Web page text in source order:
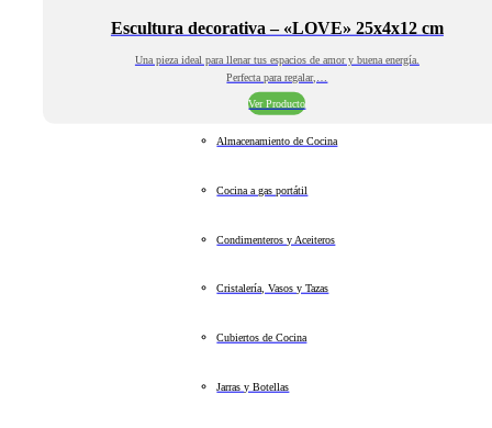
Escultura decorativa – «LOVE» 25x4x12 cm
Una pieza ideal para llenar tus espacios de amor y buena energía.
Perfecta para regalar,…
Ver Producto
Almacenamiento de Cocina
Cocina a gas portátil
Condimenteros y Aceiteros
Cristalería, Vasos y Tazas
Cubiertos de Cocina
Jarras y Botellas